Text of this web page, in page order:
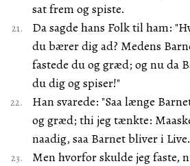
sat frem og spiste.
Da sagde hans Folk til ham:
du bærer dig ad? Medens
fastede du og græd; og nu da
du dig og spiser!"
Han svarede: "Saa længe
og græd; thi jeg tænkte:
naadig, saa Barnet bliver i Live.
Men hvorfor skulde jeg faste,